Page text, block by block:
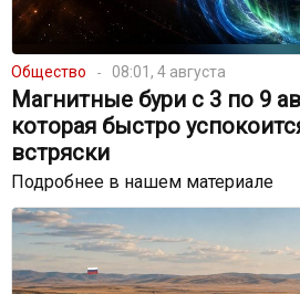
Общество 08:01, 4 августа
Магнитные бури с 3 по 9
которая быстро
встряски
Подробнее в нашем материале